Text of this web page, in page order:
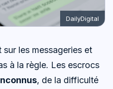
DailyDigital
les messageries et
à la règle. Les escrocs
, de la difficulté